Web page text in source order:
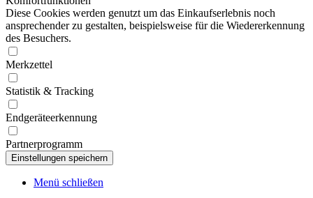
Diese Cookies werden genutzt um das Einkaufserlebnis noch
ansprechender zu gestalten, beispielsweise für die Wiedererkennung
des Besuchers.
Merkzettel
Statistik & Tracking
Endgeräteerkennung
Partnerprogramm
Menü schließen